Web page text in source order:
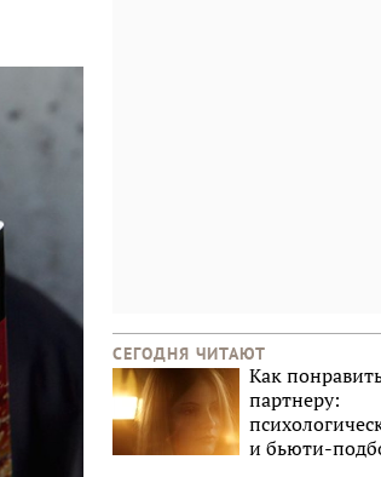
СЕГОДНЯ ЧИТАЮТ
Как
партнеру:
и бьюти-